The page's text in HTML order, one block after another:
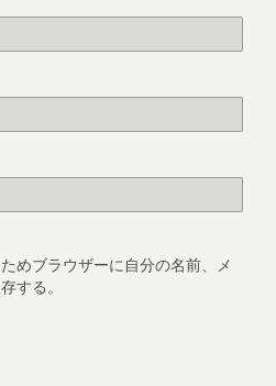
めブラウザーに自分の名前、メ
する。